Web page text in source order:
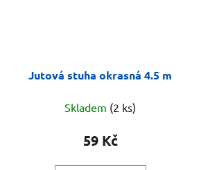
Jutová stuha okrasná 4.5 m
Skladem (2 ks)
59 Kč